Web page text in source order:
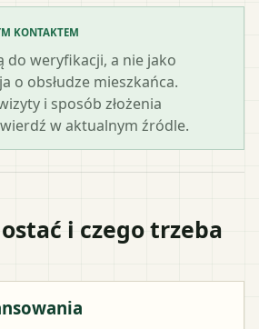
KONTAKTEM
do weryfikacji, a nie jako
o obsłudze mieszkańca.
i sposób złożenia
w aktualnym źródle.
i czego trzeba